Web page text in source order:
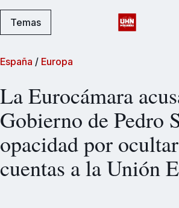
Temas
España / Europa
La Eurocámara
Gobierno de Pedro
opacidad por
cuentas a la Unión